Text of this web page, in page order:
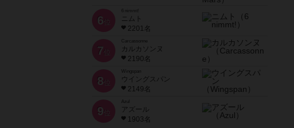
6 位
ニムト
2201名
7 位
Carcassonne
カルカソンヌ
2190名
8 位
Wingspan
ウイングスパン
2149名
9 位
Azul
アズール
1903名